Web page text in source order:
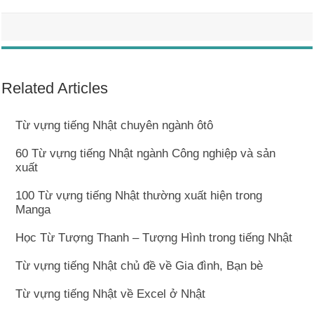
Related Articles
Từ vựng tiếng Nhật chuyên ngành ôtô
60 Từ vựng tiếng Nhật ngành Công nghiệp và sản
xuất
100 Từ vựng tiếng Nhật thường xuất hiện trong
Manga
Học Từ Tượng Thanh – Tượng Hình trong tiếng Nhật
Từ vựng tiếng Nhật chủ đề về Gia đình, Bạn bè
Từ vựng tiếng Nhật về Excel ở Nhật